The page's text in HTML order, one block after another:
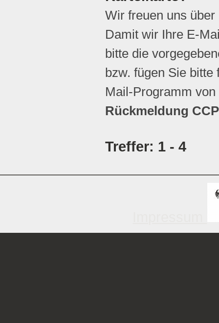
Wir freuen uns
Damit wir Ihre E-
bitte die
bzw. fügen Sie
Mail-Programm
Rückmeldung
Treffer: 1 - 4